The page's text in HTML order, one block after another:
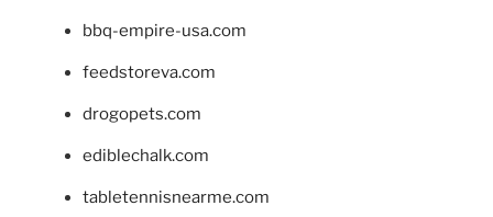
bbq-empire-usa.com
feedstoreva.com
drogopets.com
ediblechalk.com
tabletennisnearme.com